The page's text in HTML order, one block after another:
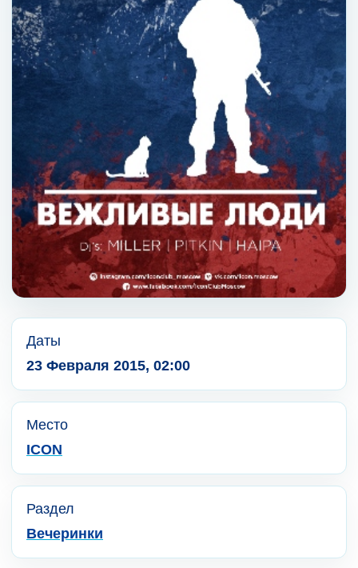
Даты
23 Февраля 2015, 02:00
Место
ICON
Раздел
Вечеринки